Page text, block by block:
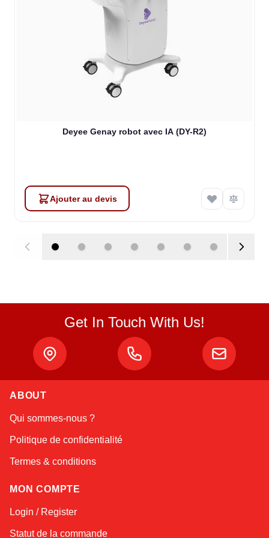
Deyee Genay robot avec IA (DY-R2)
Ajouter au devis
Get In Touch With Us!
ABOUT
Qui sommes-nous ?
Politique de confidentialité
Termes & conditions
MON COMPTE
Login / Register
Statut de la commande